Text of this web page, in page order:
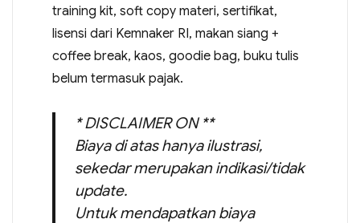
training kit, soft copy materi, sertifikat,
lisensi dari Kemnaker RI, makan siang +
coffee break, kaos, goodie bag, buku tulis
belum termasuk pajak.
* DISCLAIMER ON **
Biaya di atas hanya ilustrasi,
sekedar merupakan indikasi/tidak
update.
Untuk mendapatkan biaya